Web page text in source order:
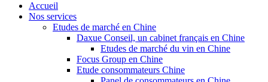
Accueil
Nos services
Etudes de marché en Chine
Daxue Conseil, un cabinet français en Chine
Etudes de marché du vin en Chine
Focus Group en Chine
Etude consommateurs Chine